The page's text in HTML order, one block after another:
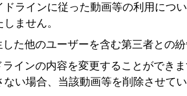
ラインに従った動画等の利用につ
ません。
た他のユーザーを含む第三者との
インの内容を変更することができ
い場合、当該動画等を削除させて